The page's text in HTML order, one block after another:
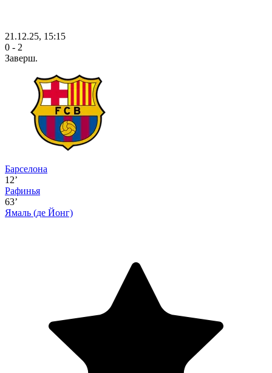
21.12.25, 15:15
0 - 2
Заверш.
Барселона
12’
Рафинья
63’
Ямаль (де Йонг)